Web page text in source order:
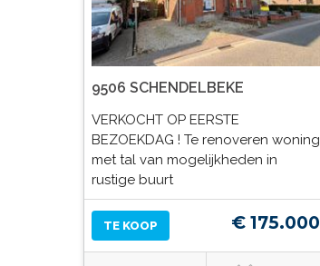
9506 SCHENDELBEKE
VERKOCHT OP EERSTE
BEZOEKDAG ! Te renoveren woning
met tal van mogelijkheden in
rustige buurt
TE KOOP € 175.000